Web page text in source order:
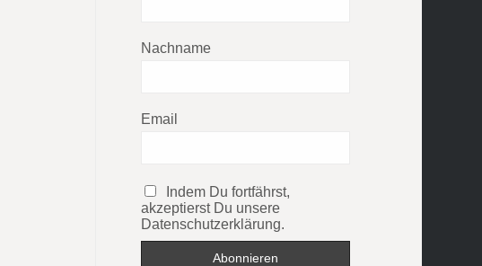
Nachname
Email
Indem Du fortfährst,
akzeptierst Du unsere
Datenschutzerklärung.